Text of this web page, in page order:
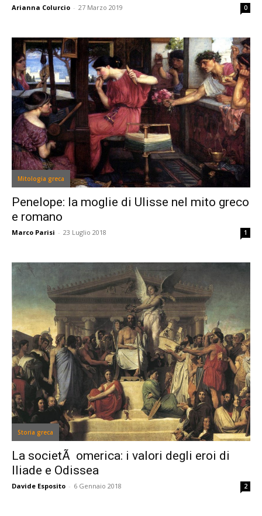
Arianna Colurcio - 27 Marzo 2019 0
Mitologia greca
Penelope: la moglie di Ulisse nel mito greco
e romano
Marco Parisi - 23 Luglio 2018 1
Storia greca
La societÃ omerica: i valori degli eroi di
Iliade e Odissea
Davide Esposito - 6 Gennaio 2018 2